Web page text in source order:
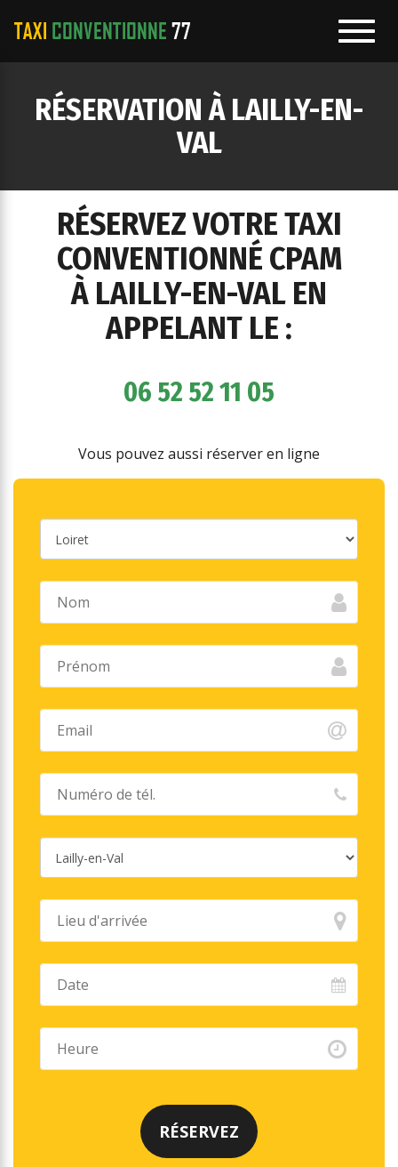
RÉSERVATION À LAILLY-EN-
VAL
RÉSERVEZ VOTRE TAXI
CONVENTIONNÉ CPAM
À LAILLY-EN-VAL EN
APPELANT LE :
06 52 52 11 05
Vous pouvez aussi réserver en ligne